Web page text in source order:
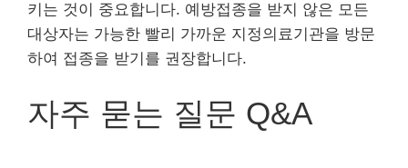
키는 것이 중요합니다. 예방접종을 받지 않은 모든
대상자는 가능한 빨리 가까운 지정의료기관을 방문
하여 접종을 받기를 권장합니다.
자주 묻는 질문 Q&A